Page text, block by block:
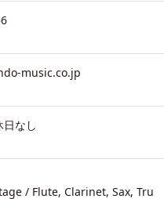
music.co.jp
なし
/ Flute, Clarinet, Sax, Tru